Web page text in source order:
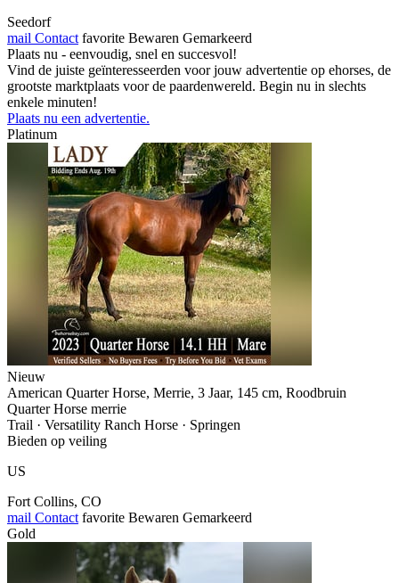
Seedorf
mail Contact favorite Bewaren Gemarkeerd
Plaats nu - eenvoudig, snel en succesvol!
Vind de juiste geïnteresseerden voor jouw advertentie op ehorses, de
grootste marktplaats voor de paardenwereld. Begin nu in slechts
enkele minuten!
Plaats nu een advertentie.
Platinum
Nieuw
American Quarter Horse, Merrie, 3 Jaar, 145 cm, Roodbruin
Quarter Horse merrie
Trail · Versatility Ranch Horse · Springen
Bieden op veiling
US
Fort Collins, CO
mail Contact favorite Bewaren Gemarkeerd
Gold